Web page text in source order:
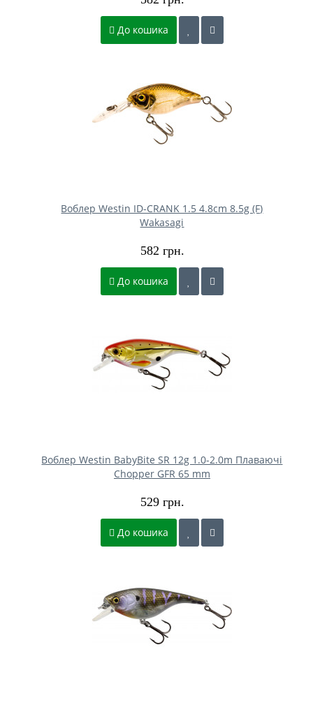
До кошика
Воблер Westin ID-CRANK 1.5 4.8cm 8.5g (F)
Wakasagi
582 грн.
До кошика
Воблер Westin BabyBite SR 12g 1.0-2.0m Плаваючі
Chopper GFR 65 mm
529 грн.
До кошика